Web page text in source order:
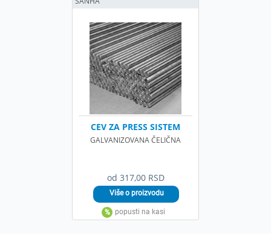
od 317,00 RSD
CEV ZA PRESS SISTEM
GALVANIZOVANA ČELIČNA